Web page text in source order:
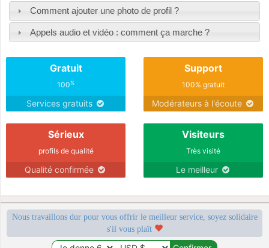
Comment ajouter une photo de profil ?
Appels audio et vidéo : comment ça marche ?
Gratuit
100%
Services gratuits
Support
100% gratuit
Modérateurs à l'écoute
Sérieux
profils de qualité
Qualité confirmée
Visiteurs
Très visité
Le meilleur
Nous travaillons dur pour vous offrir le meilleur service, soyez solidaire
s'il vous plaît